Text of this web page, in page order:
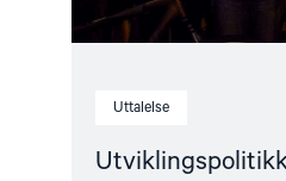
Uttalelse